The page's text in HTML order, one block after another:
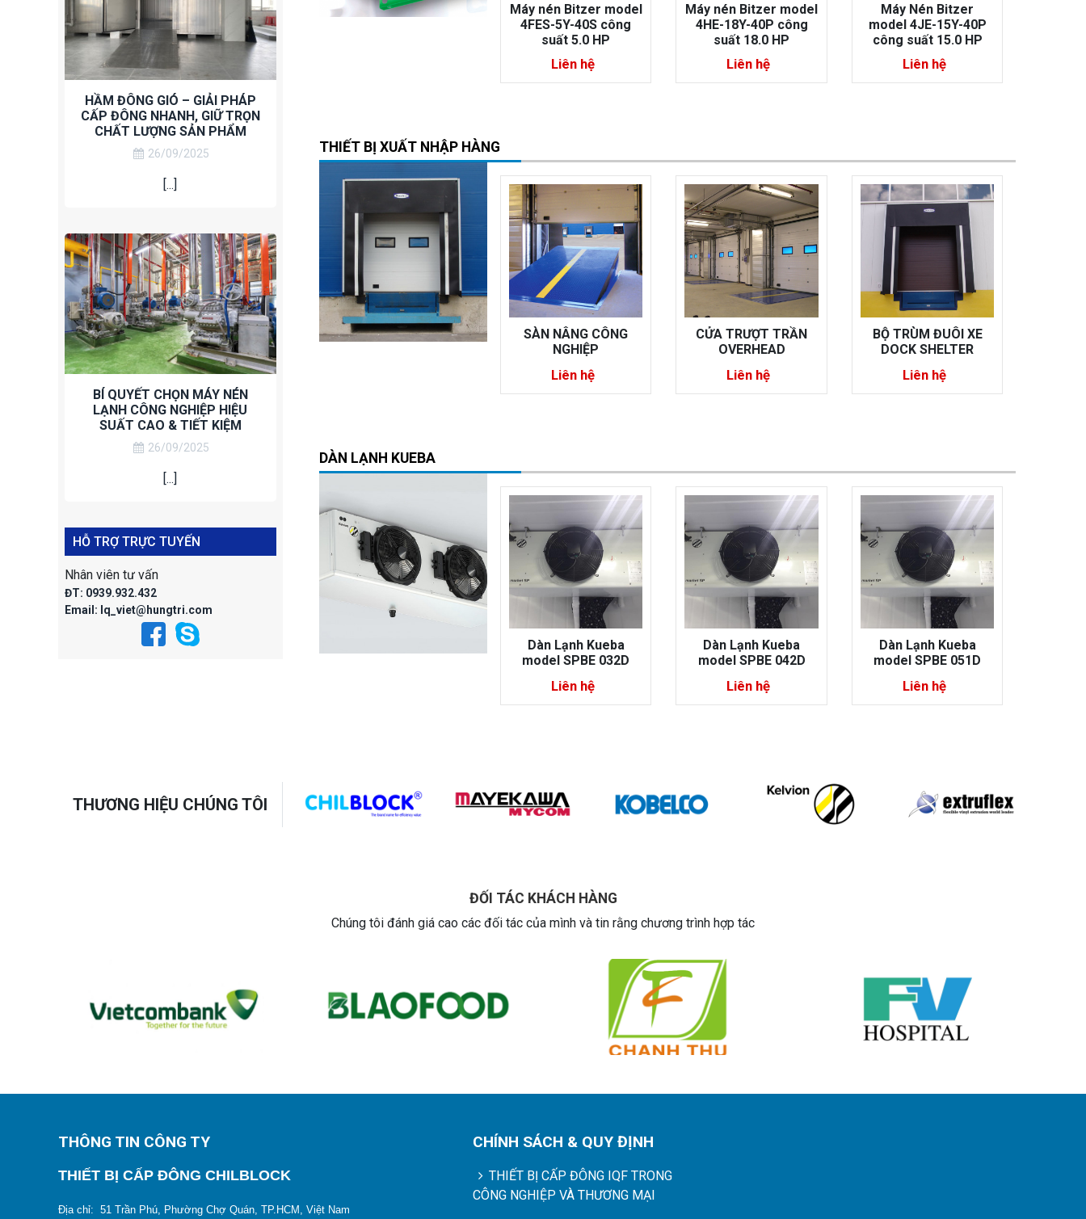
nén Bitzer model
12Y-40P công
suất 12.0 HP
Máy Nén Bitzer
model 4PES-12Y-40P
Công suất 12.0 HP
Liên hệ
Máy nén Bitzer model
Máy nén Bitzer model
4HE-18Y-40P công
suất 18.0 HP
Liên hệ
Máy Nén Bitzer
model 4JE-15Y-40P
công suất 15.0 HP
Liên hệ
Máy nén Bitzer model
4VES-10Y-40P công
suất 10.0 HP
Liên hệ
THIẾT BỊ XUẤT NHẬP HÀNG
TRƯỢT TRẦN
OVERHEAD
Liên hệ
BỘ TRÙM ĐUÔI XE
DOCK SHELTER
Liên hệ
SÀN NÂNG CÔNG
CỬA TRƯỢT TRẦN
OVERHEAD
Liên hệ
BỘ TRÙM ĐUÔI XE
DOCK SHELTER
Liên hệ
SÀN NÂNG CÔNG
NGHIỆP
Liên hệ
DÀN LẠNH KUEBA
Dàn Lạnh Kueba
Dàn Lạnh Kueba
model SPBE 042D
Liên hệ
Dàn Lạnh Kueba
model SPBE 051D
Liên hệ
Dàn Lạnh Kueba
model SPBE 061D
Liên hệ
HẦM ĐÔNG GIÓ – GIẢI PHÁP
CẤP ĐÔNG NHANH, GIỮ TRỌN
CHẤT LƯỢNG SẢN PHẨM
26/09/2025
[...]
BÍ QUYẾT CHỌN MÁY NÉN
LẠNH CÔNG NGHIỆP HIỆU
SUẤT CAO & TIẾT KIỆM
26/09/2025
[...]
HỖ TRỢ TRỰC TUYẾN
Nhân viên tư vấn
ĐT: 0939.932.432
Email: lq_viet@hungtri.com
THƯƠNG HIỆU CHÚNG TÔI
ĐỐI TÁC KHÁCH HÀNG
Chúng tôi đánh giá cao các đối tác của mình và tin rằng chương trình hợp tác
THÔNG TIN CÔNG TY
THIẾT BỊ CẤP ĐÔNG CHILBLOCK
Địa chỉ: 51 Trần Phú, Phường Chợ Quán, TP.HCM, Việt Nam
CHÍNH SÁCH & QUY ĐỊNH
THIẾT BỊ CẤP ĐÔNG IQF TRONG
CÔNG NGHIỆP VÀ THƯƠNG MẠI